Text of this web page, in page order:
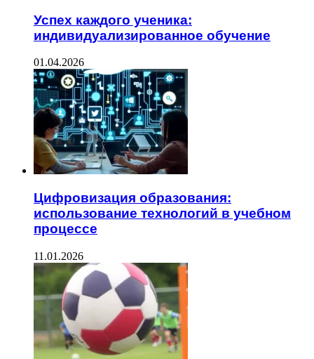
Успех каждого ученика:
индивидуализированное обучение
01.04.2026
Цифровизация образования:
использование технологий в учебном
процессе
11.01.2026